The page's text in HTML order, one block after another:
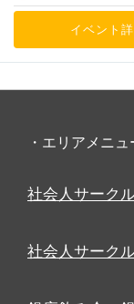
イベント
・エリアメニュ
社会人サーク
社会人サーク